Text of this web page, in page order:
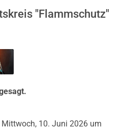
"Flammschutz"
Mittwoch, 10. Juni 2026 um